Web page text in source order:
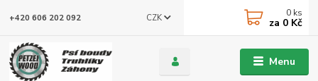
Menu
CZK
+420 606 202 092 0 ks
za 0 Kč